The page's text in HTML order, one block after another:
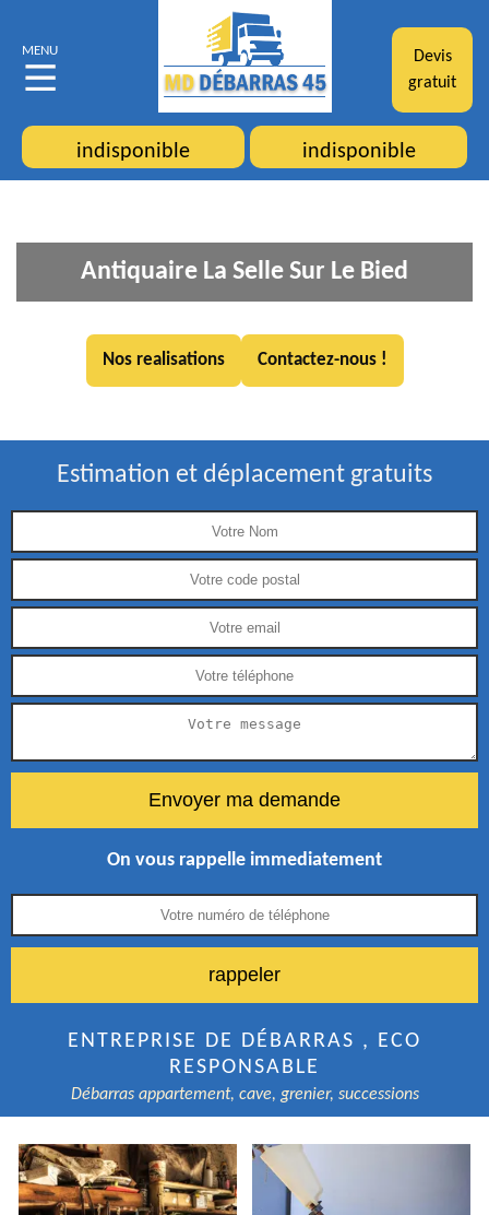
MENU
Devis
gratuit
indisponible indisponible
Antiquaire La Selle Sur Le Bied
Nos realisations Contactez-nous !
Estimation et déplacement gratuits
On vous rappelle immediatement
ENTREPRISE DE DÉBARRAS , ECO
RESPONSABLE
Débarras appartement, cave, grenier, successions